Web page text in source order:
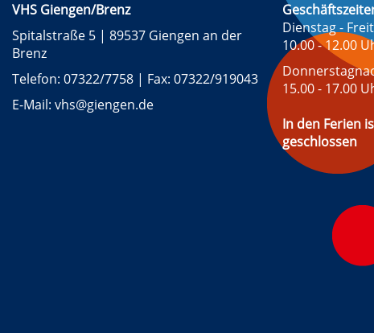
VHS Giengen/Brenz
Spitalstraße 5 | 89537 Giengen an der
Brenz
Telefon: 07322/7758 | Fax: 07322/919043
E-Mail: vhs@giengen.de
Dienstag -
10.00 - 12.00
15.00 - 17.00
In den Ferien
geschlossen